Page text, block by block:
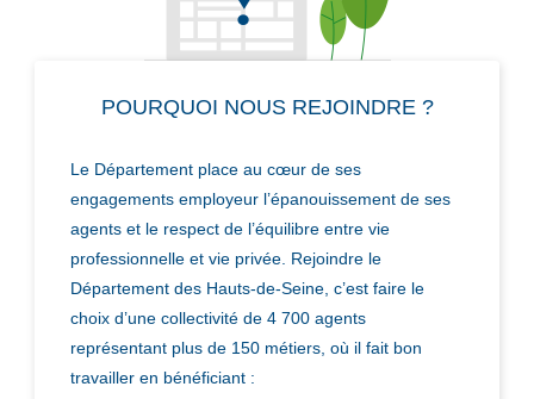
POURQUOI NOUS REJOINDRE ?
Le Département place au cœur de ses
engagements employeur l’épanouissement de ses
agents et le respect de l’équilibre entre vie
professionnelle et vie privée. Rejoindre le
Département des Hauts-de-Seine, c’est faire le
choix d’une collectivité de 4 700 agents
représentant plus de 150 métiers, où il fait bon
travailler en bénéficiant :